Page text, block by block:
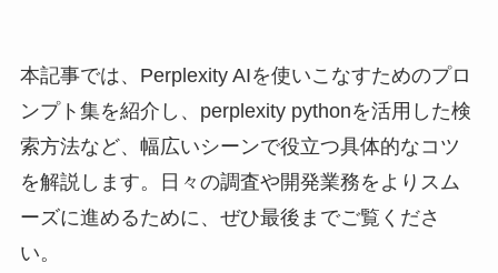
本記事では、Perplexity AIを使いこなすためのプロ
ンプト集を紹介し、perplexity pythonを活用した検
索方法など、幅広いシーンで役立つ具体的なコツ
を解説します。日々の調査や開発業務をよりスム
ーズに進めるために、ぜひ最後までご覧くださ
い。